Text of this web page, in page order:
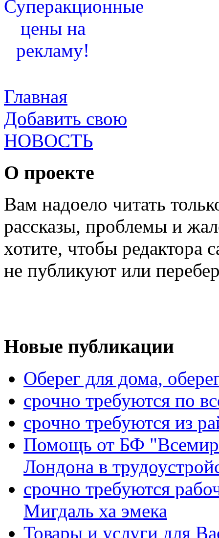
Главная
Добавить свою
НОВОСТЬ
О проекте
Вам надоело читать
рассказы, проблемы и
хотите, чтобы редактора
не публикуют или
Новые публикации
Оберег для дома,
срочно требуются по
срочно требуются из
Помощь от БФ
Лондона в
срочно требуются
Мигдаль ха эмека
Товары и услуги для